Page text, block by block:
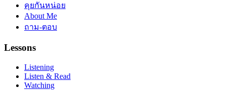
คุยกันหน่อย
About Me
ถาม-ตอบ
Lessons
Listening
Listen & Read
Watching